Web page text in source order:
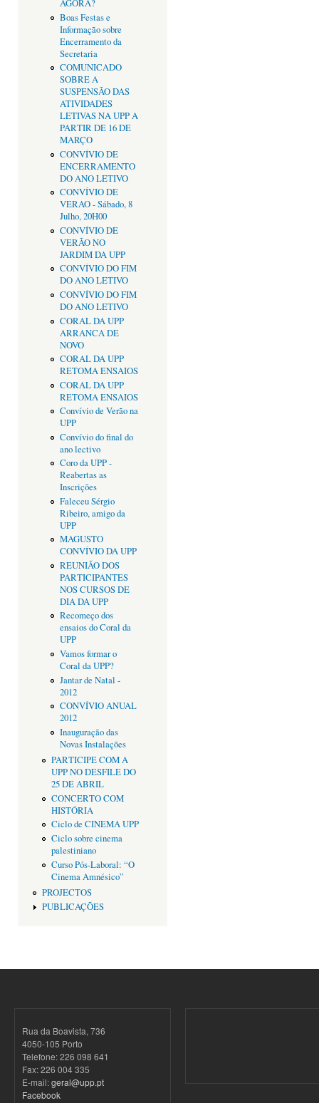
AGORA?
Boas Festas e
Informação sobre
Encerramento da
Secretaria
COMUNICADO
SOBRE A
SUSPENSÃO DAS
ATIVIDADES
LETIVAS NA UPP A
PARTIR DE 16 DE
MARÇO
CONVÍVIO DE
ENCERRAMENTO
DO ANO LETIVO
CONVÍVIO DE
VERAO - Sábado, 8
Julho, 20H00
CONVÍVIO DE
VERÃO NO
JARDIM DA UPP
CONVÍVIO DO FIM
DO ANO LETIVO
CONVÍVIO DO FIM
DO ANO LETIVO
CORAL DA UPP
ARRANCA DE
NOVO
CORAL DA UPP
RETOMA ENSAIOS
CORAL DA UPP
RETOMA ENSAIOS
Convívio de Verão na
UPP
Convívio do final do
ano lectivo
Coro da UPP -
Reabertas as
Inscrições
Faleceu Sérgio
Ribeiro, amigo da
UPP
MAGUSTO
CONVÍVIO DA UPP
REUNIÃO DOS
PARTICIPANTES
NOS CURSOS DE
DIA DA UPP
Recomeço dos
ensaios do Coral da
UPP
Vamos formar o
Coral da UPP?
Jantar de Natal -
2012
CONVÍVIO ANUAL
2012
Inauguração das
Novas Instalações
PARTICIPE COM A
UPP NO DESFILE DO
25 DE ABRIL
CONCERTO COM
HISTÓRIA
Ciclo de CINEMA UPP
Ciclo sobre cinema
palestiniano
Curso Pós-Laboral: “O
Cinema Amnésico”
PROJECTOS
PUBLICAÇÕES
Rua da Boavista, 736
4050-105 Porto
Telefone: 226 098 641
Fax: 226 004 335
E-mail:geral@upp.pt
Facebook